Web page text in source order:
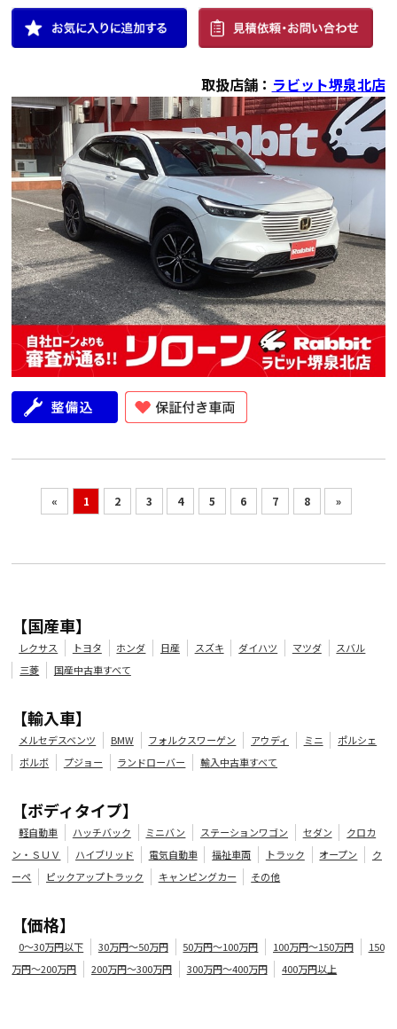
2023 28,000
車検有無
有 無 大阪府
2021
取扱店舗： ラビット堺泉北店
« 1 2 3 4 5 6 7 8 »
【国産車】
レクサス トヨタ ホンダ 日産 スズキ ダイハツ マツダ
スバル
三菱
国産中古車すべて
【輸入車】
メルセデスベンツ BMW フォルクスワーゲン アウディ ミニ
ポルシェ
ボルボ
プジョー ランドローバー 輸入中古車すべて
【ボディタイプ】
軽自動車 ハッチバック ミニバン ステーションワゴン セダン
クロカ
ン・ＳＵＶ
ハイブリッド 電気自動車 福祉車両 トラック オープン
ク
ーペ
ピックアップトラック キャンピングカー その他
【価格】
0～30万円以下 30万円～50万円 50万円～100万円 100万円～150万円
150
万円～200万円
200万円～300万円 300万円～400万円 400万円以上